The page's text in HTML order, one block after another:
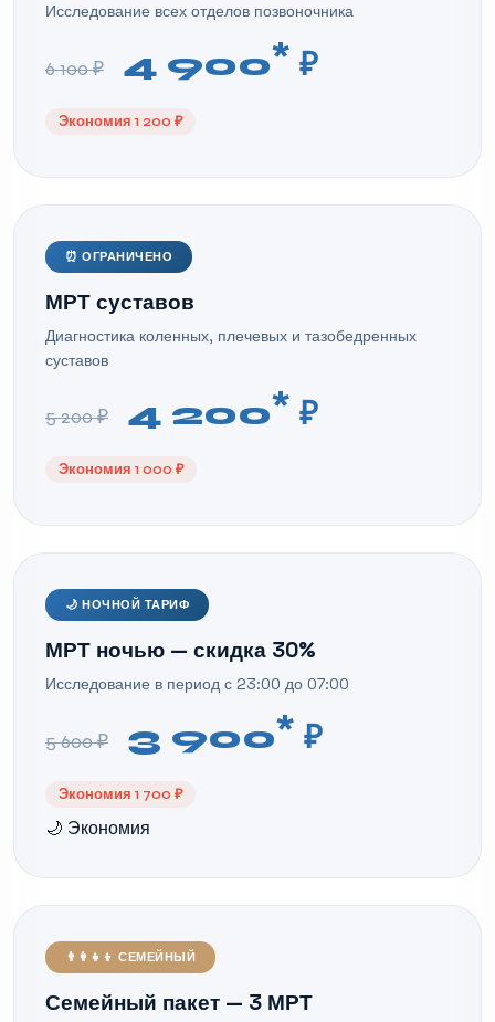
Исследование всех отделов позвоночника
6 100 ₽ 4 900* ₽
Экономия 1 200 ₽
⏰ ОГРАНИЧЕНО
МРТ суставов
Диагностика коленных, плечевых и тазобедренных
суставов
5 200 ₽ 4 200* ₽
Экономия 1 000 ₽
🌙 НОЧНОЙ ТАРИФ
МРТ ночью — скидка 30%
Исследование в период с 23:00 до 07:00
5 600 ₽ 3 900* ₽
Экономия 1 700 ₽
🌙 Экономия
👨‍👩‍👧‍👦 СЕМЕЙНЫЙ
Семейный пакет — 3 МРТ